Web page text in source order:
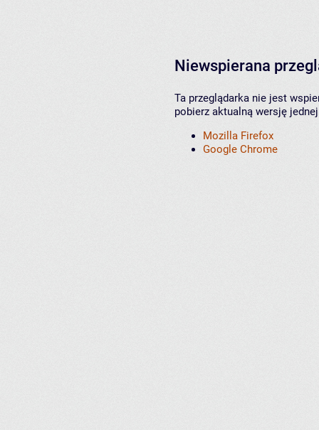
Niewspierana
Ta przeglądarka nie jest
pobierz aktualną wersję
Mozilla Firefox
Google Chrome